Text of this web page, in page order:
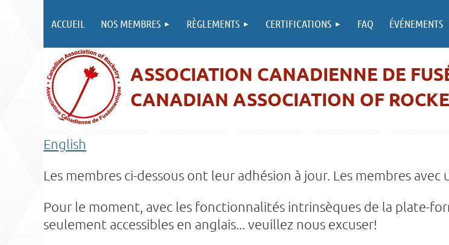
ACCUEIL NOS MEMBRES RÈGLEMENTS CERTIFICATIONS FAQ ÉVÉNEMENTS
ASSOCIATION CANADIENNE DE
CANADIAN ASSOCIATION OF
English
Les membres ci-dessous ont leur adhésion à jour. Les membres
Pour le moment, avec les fonctionnalités intrinsèques de la plate-
seulement accessibles en anglais... veuillez nous excuser!